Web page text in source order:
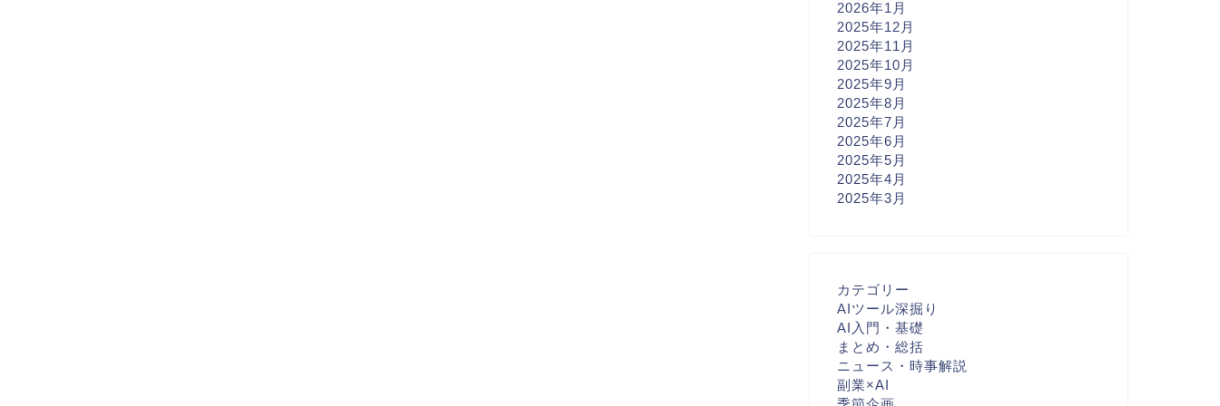
2026年1月
2025年12月
2025年11月
2025年10月
2025年9月
2025年8月
2025年7月
2025年6月
2025年5月
2025年4月
2025年3月
カテゴリー
AIツール深掘り
AI入門・基礎
まとめ・総括
ニュース・時事解説
副業×AI